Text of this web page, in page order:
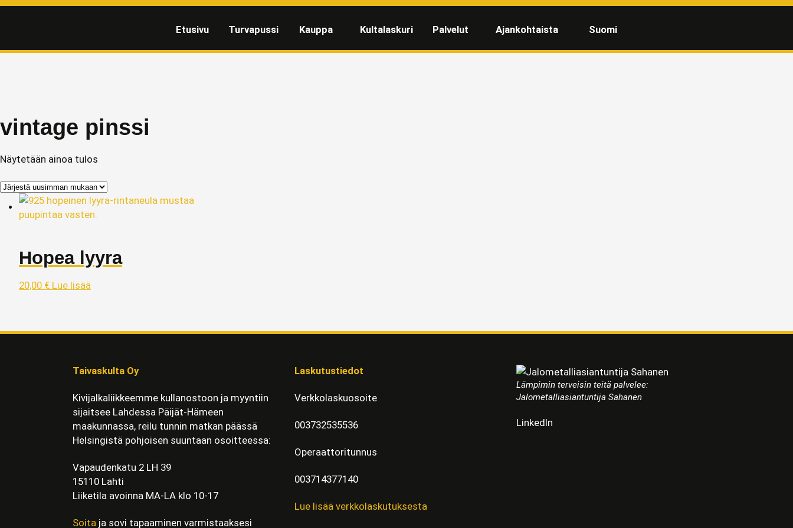
Etusivu Turvapussi Kauppa Kultalaskuri Palvelut Ajankohtaista Suomi
vintage pinssi
Näytetään ainoa tulos
Hopea lyyra
20,00 € Lue lisää
Taivaskulta Oy
Kivijalkaliikkeemme kullanostoon ja myyntiin
sijaitsee Lahdessa Päijät-Hämeen
maakunnassa, reilu tunnin matkan päässä
Helsingistä pohjoisen suuntaan osoitteessa:
Vapaudenkatu 2 LH 39
15110 Lahti
Liiketila avoinna MA-LA klo 10-17
Soita ja sovi tapaaminen varmistaaksesi
Laskutustiedot
Verkkolaskuosoite
003732535536
Operaattoritunnus
003714377140
Lue lisää verkkolaskutuksesta
Lämpimin terveisin teitä palvelee:
Jalometalliasiantuntija Sahanen
LinkedIn